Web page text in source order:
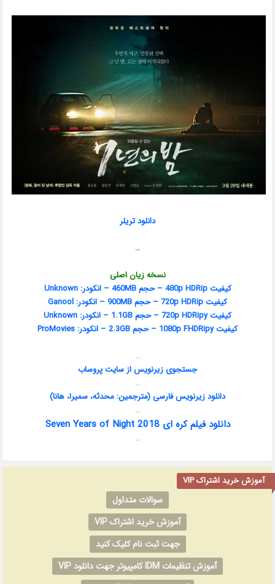
دانلود تریلر
…
نسخه زیان اصلی
کیفیت 480p HDRip – حجم 460MB – انکودر: Unknown
کیفیت 720p HDRip – حجم 900MB – انکودر: Ganool
کیفیت 720p HDRipy – حجم 1.1GB – انکودر:
Unknown
کیفیت 1080p FHDRipy – حجم 2.3GB – انکودر:
ProMovies
…
جستجوی زیرنویس از سایت پروساب
…
دانلود زیرنویس فارسی (مترجمین: محدثه، سمیرا، هانا)
…
دانلود فیلم کره ای Seven Years of Night 2018
…
آموزش خرید اشتراک VIP
سوالات متداول
آموزش خرید اشتراک VIP
جهت ثبت نام کلیک کنید
آموزش تنظیمات IDM کامپیوتر جهت دانلود VIP